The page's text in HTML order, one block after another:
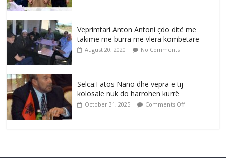
Veprimtari Anton Antoni çdo ditë me
takime me burra me vlera kombëtare
August 20, 2020 No Comments
Selca:Fatos Nano dhe vepra e tij
kolosale nuk do harrohen kurrë
October 31, 2025 Comments Off